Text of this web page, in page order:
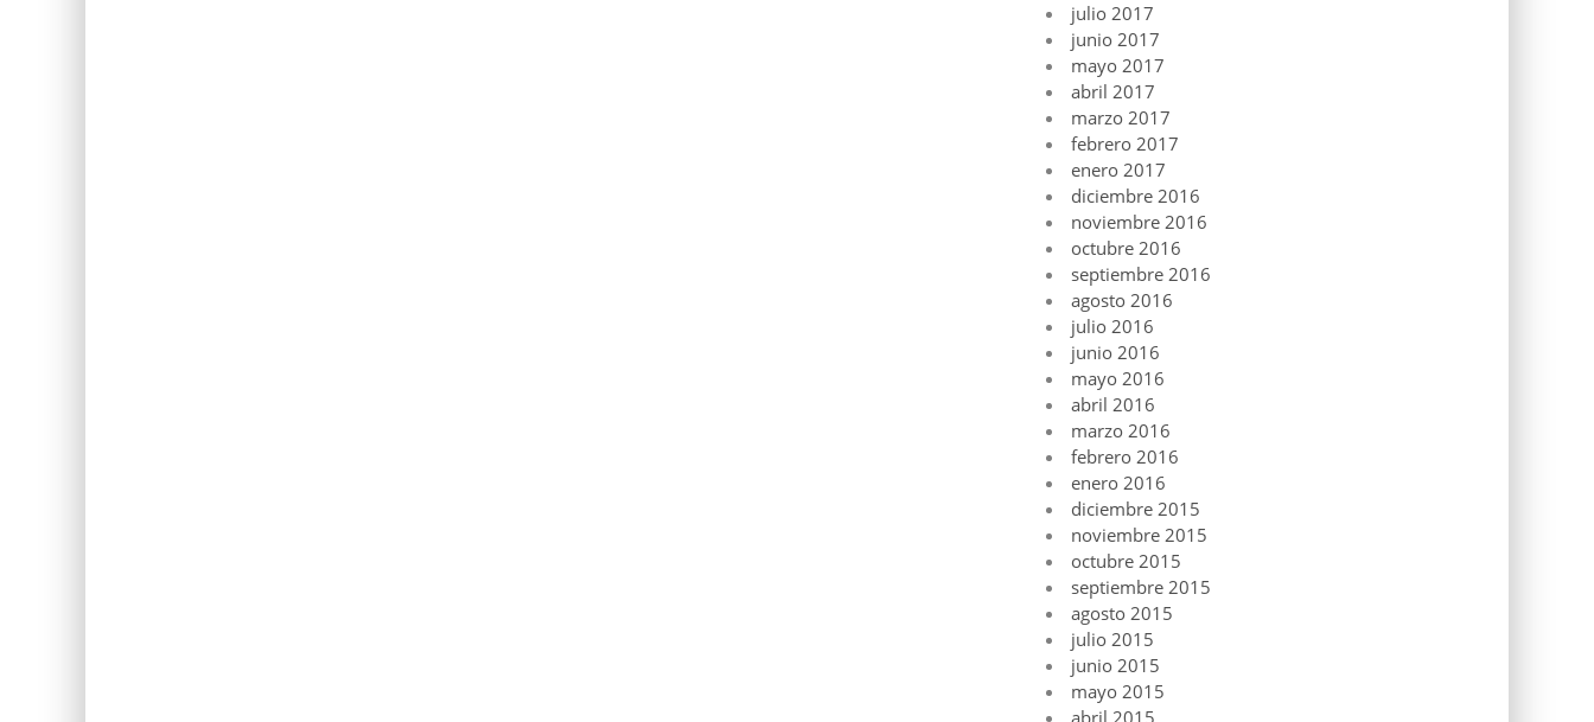
julio 2017
junio 2017
mayo 2017
abril 2017
marzo 2017
febrero 2017
enero 2017
diciembre 2016
noviembre 2016
octubre 2016
septiembre 2016
agosto 2016
julio 2016
junio 2016
mayo 2016
abril 2016
marzo 2016
febrero 2016
enero 2016
diciembre 2015
noviembre 2015
octubre 2015
septiembre 2015
agosto 2015
julio 2015
junio 2015
mayo 2015
abril 2015